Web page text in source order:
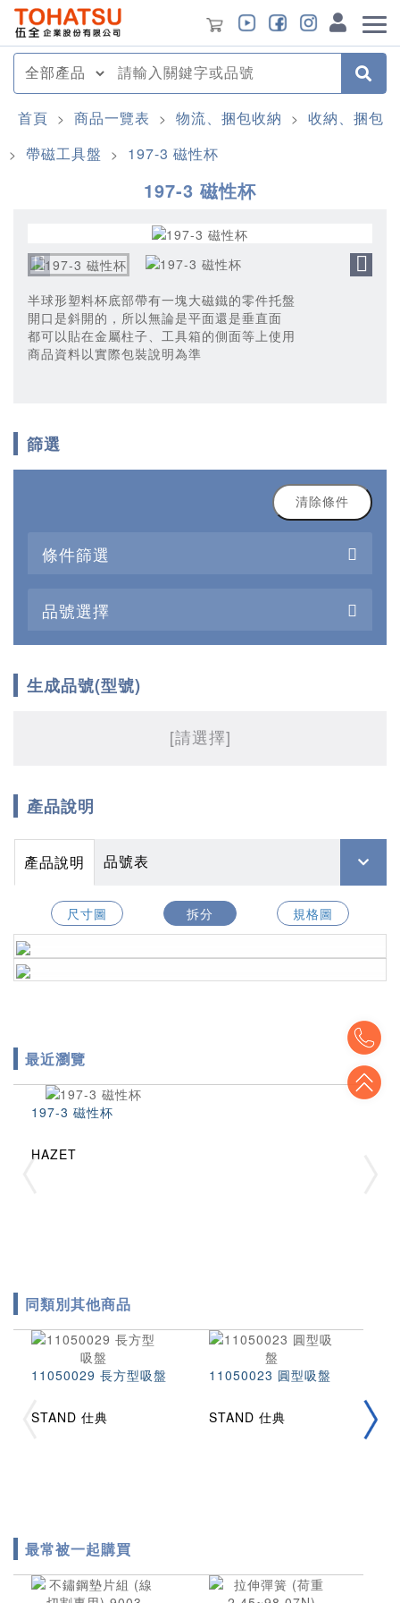
首頁 > 商品一覽表 > 物流、捆包收納 > 收納、捆包
> 帶磁工具盤 > 197-3 磁性杯
197-3 磁性杯
半球形塑料杯底部帶有一塊大磁鐵的零件托盤
開口是斜開的，所以無論是平面還是垂直面
都可以貼在金屬柱子、工具箱的側面等上使用
商品資料以實際包裝說明為準
篩選
清除條件
條件篩選
品號選擇
生成品號(型號)
[請選擇]
產品說明
產品說明 品號表
尺寸圖 拆分 規格圖
最近瀏覽
197-3 磁性杯
HAZET
同類別其他商品
11050029 長方型吸盤
STAND 仕典
11050023 圓型吸盤
STAND 仕典
最常被一起購買